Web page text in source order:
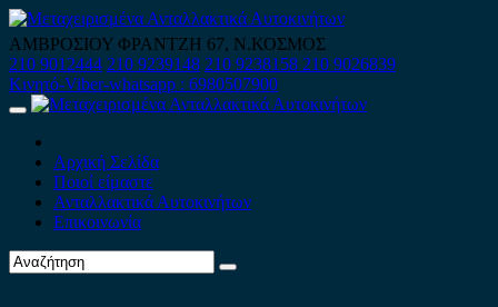
Skip
to
content
ΑΜΒΡΟΣΙΟΥ ΦΡΑΝΤΖΗ 67, Ν.ΚΟΣΜΟΣ
210 9012444 210 9239148 210 9238158 210 9026839
Κινητό-Viber-whatsapp : 6980507900
Primary
Αρχική Σελίδα
Ποιοί είμαστε
Ανταλλακτικά Αυτοκινήτων
Επικοινωνία